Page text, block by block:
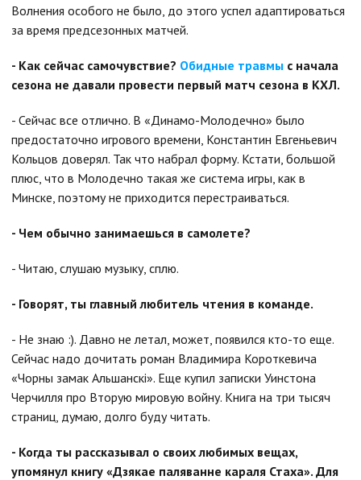
Волнения особого не было, до этого успел адаптироваться
за время предсезонных матчей.
- Как сейчас самочувствие? Обидные травмы с начала
сезона не давали провести первый матч сезона в КХЛ.
- Сейчас все отлично. В «Динамо-Молодечно» было
предостаточно игрового времени, Константин Евгеньевич
Кольцов доверял. Так что набрал форму. Кстати, большой
плюс, что в Молодечно такая же система игры, как в
Минске, поэтому не приходится перестраиваться.
- Чем обычно занимаешься в самолете?
- Читаю, слушаю музыку, сплю.
- Говорят, ты главный любитель чтения в команде.
- Не знаю :). Давно не летал, может, появился кто-то еще.
Сейчас надо дочитать роман Владимира Короткевича
«Чорны замак Альшанскi». Еще купил записки Уинстона
Черчилля про Вторую мировую войну. Книга на три тысяч
страниц, думаю, долго буду читать.
- Когда ты рассказывал о своих любимых вещах,
упомянул книгу «Дзякае паляванне караля Стаха». Для